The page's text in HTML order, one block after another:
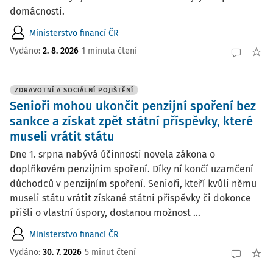
domácnosti.
Ministerstvo financí ČR
Vydáno: 2. 8. 2026 1 minuta čtení
ZDRAVOTNÍ A SOCIÁLNÍ POJIŠTĚNÍ
Senioři mohou ukončit penzijní spoření bez
sankce a získat zpět státní příspěvky, které
museli vrátit státu
Dne 1. srpna nabývá účinnosti novela zákona o
doplňkovém penzijním spoření. Díky ní končí uzamčení
důchodců v penzijním spoření. Senioři, kteří kvůli němu
museli státu vrátit získané státní příspěvky či dokonce
přišli o vlastní úspory, dostanou možnost ...
Ministerstvo financí ČR
Vydáno: 30. 7. 2026 5 minut čtení